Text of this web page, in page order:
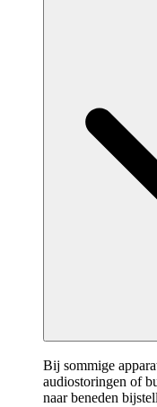
Bij sommige
audiostoringen of
naar beneden